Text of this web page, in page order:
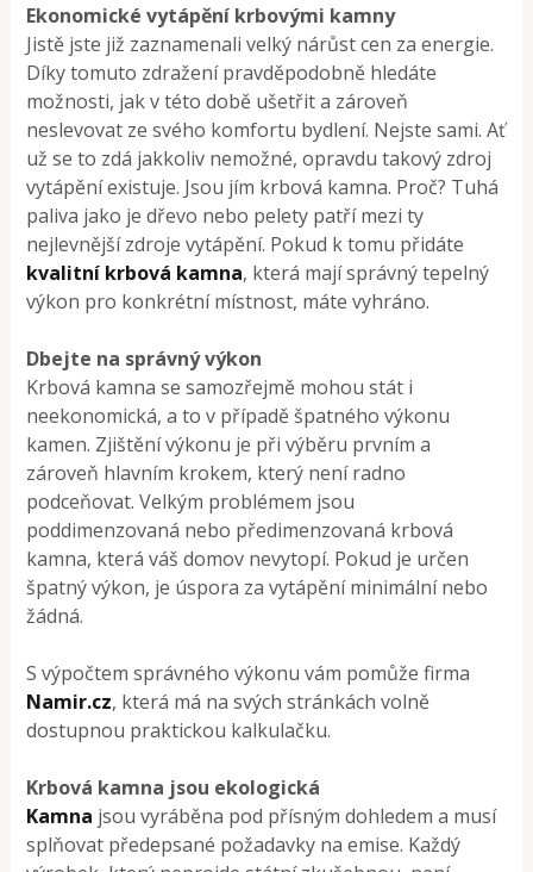
Ekonomické vytápění krbovými kamny
Jistě jste již zaznamenali velký nárůst cen za energie.
Díky tomuto zdražení pravděpodobně hledáte
možnosti, jak v této době ušetřit a zároveň
neslevovat ze svého komfortu bydlení. Nejste sami. Ať
už se to zdá jakkoliv nemožné, opravdu takový zdroj
vytápění existuje. Jsou jím krbová kamna. Proč? Tuhá
paliva jako je dřevo nebo pelety patří mezi ty
nejlevnější zdroje vytápění. Pokud k tomu přidáte
kvalitní krbová kamna, která mají správný tepelný
výkon pro konkrétní místnost, máte vyhráno.
Dbejte na správný výkon
Krbová kamna se samozřejmě mohou stát i
neekonomická, a to v případě špatného výkonu
kamen. Zjištění výkonu je při výběru prvním a
zároveň hlavním krokem, který není radno
podceňovat. Velkým problémem jsou
poddimenzovaná nebo předimenzovaná krbová
kamna, která váš domov nevytopí. Pokud je určen
špatný výkon, je úspora za vytápění minimální nebo
žádná.
S výpočtem správného výkonu vám pomůže firma
Namir.cz, která má na svých stránkách volně
dostupnou praktickou kalkulačku.
Krbová kamna jsou ekologická
Kamna jsou vyráběna pod přísným dohledem a musí
splňovat předepsané požadavky na emise. Každý